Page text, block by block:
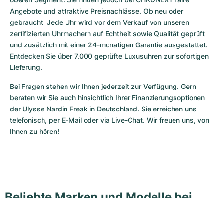
Angebote und attraktive Preisnachlässe. Ob neu oder
gebraucht: Jede Uhr wird vor dem Verkauf von unseren
zertifizierten Uhrmachern auf Echtheit sowie Qualität geprüft
und zusätzlich mit einer 24-monatigen Garantie ausgestattet.
Entdecken Sie über 7.000 geprüfte Luxusuhren zur sofortigen
Lieferung.
Bei Fragen stehen wir Ihnen jederzeit zur Verfügung. Gern
beraten wir Sie auch hinsichtlich Ihrer Finanzierungsoptionen
der Ulysse Nardin Freak in Deutschland. Sie erreichen uns
telefonisch, per E-Mail oder via Live-Chat. Wir freuen uns, von
Ihnen zu hören!